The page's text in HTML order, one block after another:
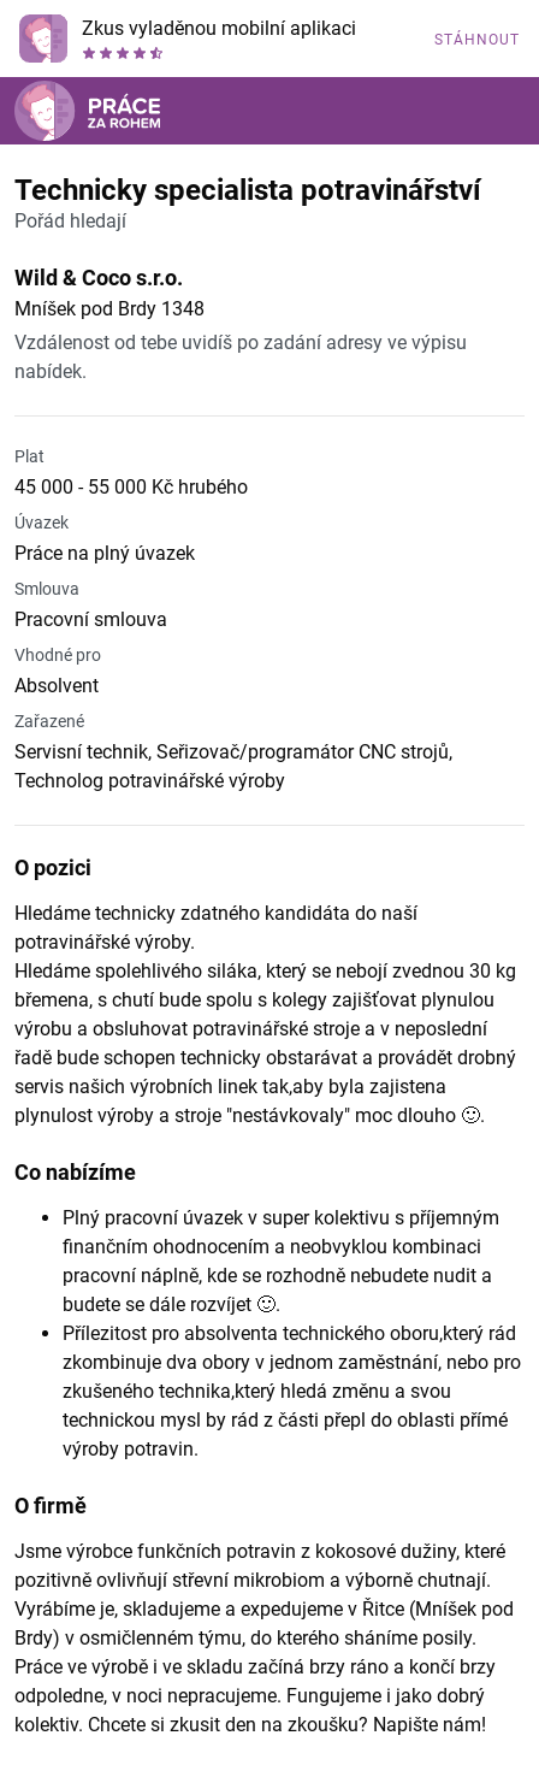
Zkus vyladěnou mobilní aplikaci STÁHNOUT
Technicky specialista potravinářství
Pořád hledají
Wild & Coco s.r.o.
Mníšek pod Brdy 1348
Vzdálenost od tebe uvidíš po zadání adresy ve výpisu
nabídek.
Plat
45 000 - 55 000 Kč hrubého
Úvazek
Práce na plný úvazek
Smlouva
Pracovní smlouva
Vhodné pro
Absolvent
Zařazené
Servisní technik, Seřizovač/programátor CNC strojů,
Technolog potravinářské výroby
O pozici
Hledáme technicky zdatného kandidáta do naší
potravinářské výroby.
Hledáme spolehlivého siláka, který se nebojí zvednou 30 kg
břemena, s chutí bude spolu s kolegy zajišťovat plynulou
výrobu a obsluhovat potravinářské stroje a v neposlední
řadě bude schopen technicky obstarávat a provádět drobný
servis našich výrobních linek tak,aby byla zajistena
plynulost výroby a stroje "nestávkovaly" moc dlouho 🙂.
Co nabízíme
Plný pracovní úvazek v super kolektivu s příjemným
finančním ohodnocením a neobvyklou kombinaci
pracovní náplně, kde se rozhodně nebudete nudit a
budete se dále rozvíjet 🙂.
Přílezitost pro absolventa technického oboru,který rád
zkombinuje dva obory v jednom zaměstnání, nebo pro
zkušeného technika,který hledá změnu a svou
technickou mysl by rád z části přepl do oblasti přímé
výroby potravin.
O firmě
Jsme výrobce funkčních potravin z kokosové dužiny, které
pozitivně ovlivňují střevní mikrobiom a výborně chutnají.
Vyrábíme je, skladujeme a expedujeme v Řitce (Mníšek pod
Brdy) v osmičlenném týmu, do kterého sháníme posily.
Práce ve výrobě i ve skladu začíná brzy ráno a končí brzy
odpoledne, v noci nepracujeme. Fungujeme i jako dobrý
kolektiv. Chcete si zkusit den na zkoušku? Napište nám!